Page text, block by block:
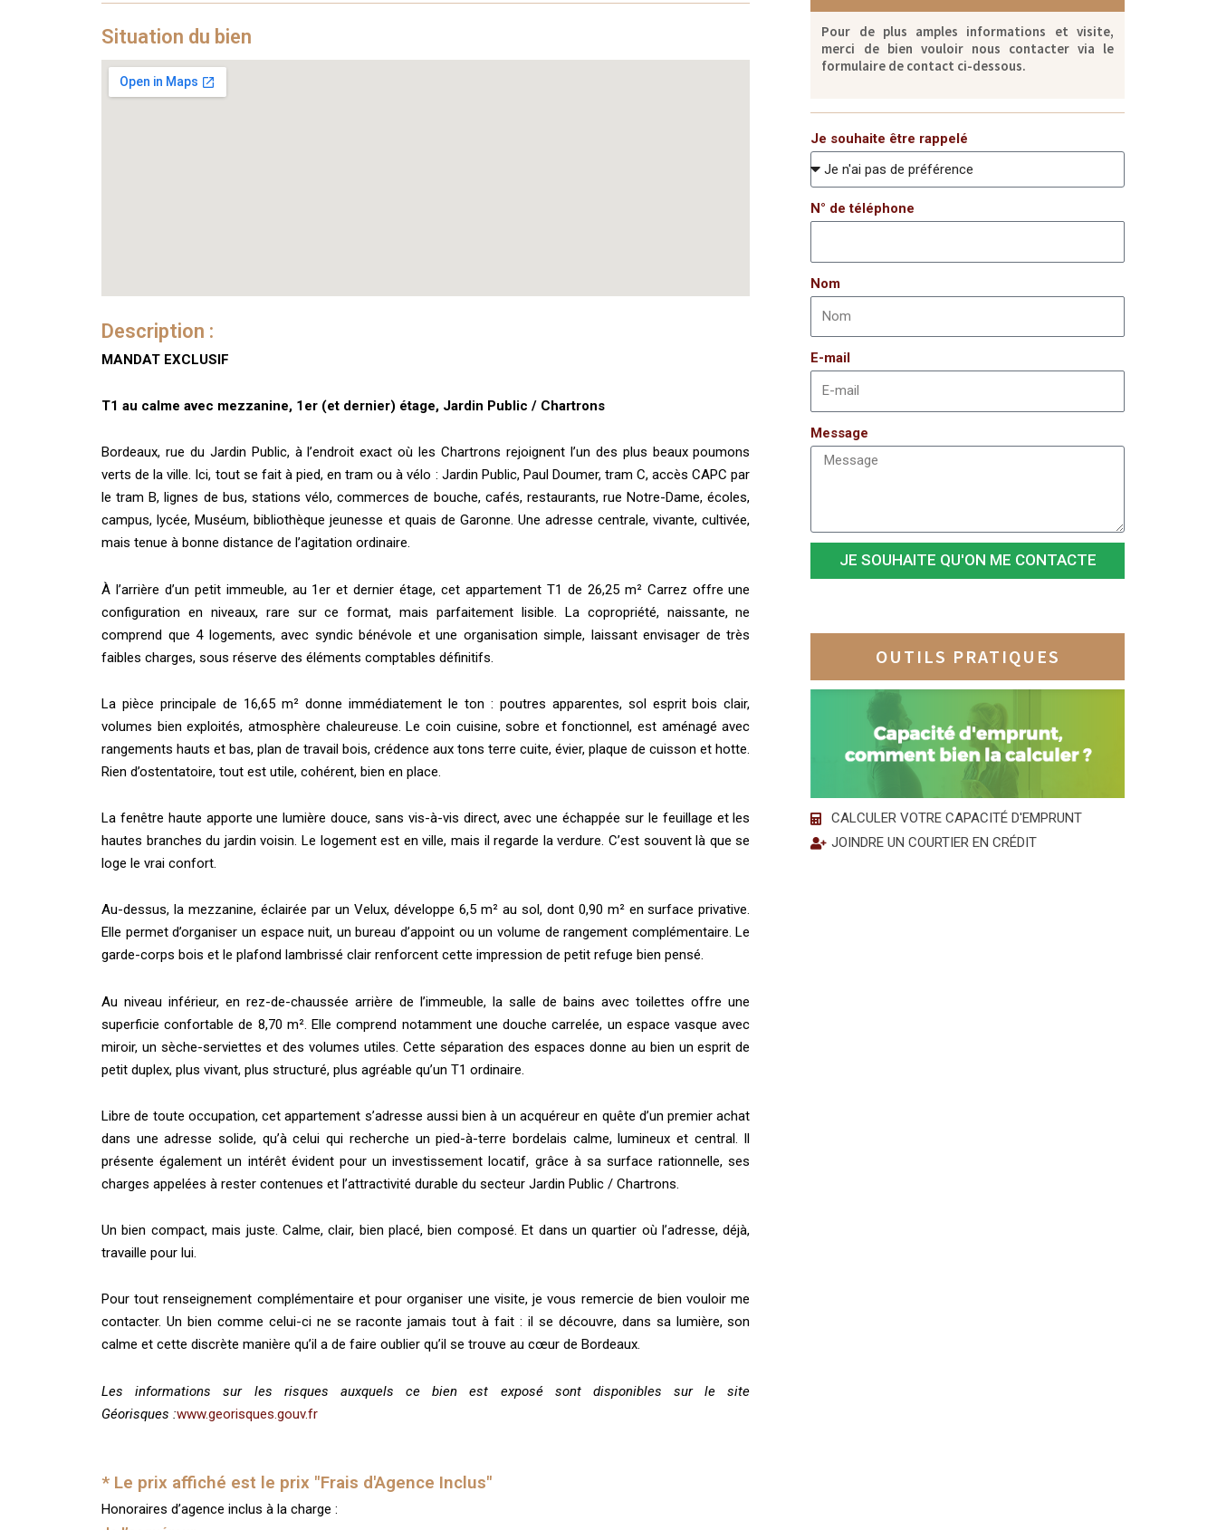
Situation du bien
Description :
MANDAT EXCLUSIF
T1 au calme avec mezzanine, 1er (et dernier) étage, Jardin Public / Chartrons
Bordeaux, rue du Jardin Public, à l’endroit exact où les Chartrons rejoignent l’un des plus beaux poumons
verts de la ville. Ici, tout se fait à pied, en tram ou à vélo : Jardin Public, Paul Doumer, tram C, accès CAPC par
le tram B, lignes de bus, stations vélo, commerces de bouche, cafés, restaurants, rue Notre-Dame, écoles,
campus, lycée, Muséum, bibliothèque jeunesse et quais de Garonne. Une adresse centrale, vivante, cultivée,
mais tenue à bonne distance de l’agitation ordinaire.
À l’arrière d’un petit immeuble, au 1er et dernier étage, cet appartement T1 de 26,25 m² Carrez offre une
configuration en niveaux, rare sur ce format, mais parfaitement lisible. La copropriété, naissante, ne
comprend que 4 logements, avec syndic bénévole et une organisation simple, laissant envisager de très
faibles charges, sous réserve des éléments comptables définitifs.
La pièce principale de 16,65 m² donne immédiatement le ton : poutres apparentes, sol esprit bois clair,
volumes bien exploités, atmosphère chaleureuse. Le coin cuisine, sobre et fonctionnel, est aménagé avec
rangements hauts et bas, plan de travail bois, crédence aux tons terre cuite, évier, plaque de cuisson et hotte.
Rien d’ostentatoire, tout est utile, cohérent, bien en place.
La fenêtre haute apporte une lumière douce, sans vis-à-vis direct, avec une échappée sur le feuillage et les
hautes branches du jardin voisin. Le logement est en ville, mais il regarde la verdure. C’est souvent là que se
loge le vrai confort.
Au-dessus, la mezzanine, éclairée par un Velux, développe 6,5 m² au sol, dont 0,90 m² en surface privative.
Elle permet d’organiser un espace nuit, un bureau d’appoint ou un volume de rangement complémentaire. Le
garde-corps bois et le plafond lambrissé clair renforcent cette impression de petit refuge bien pensé.
Au niveau inférieur, en rez-de-chaussée arrière de l’immeuble, la salle de bains avec toilettes offre une
superficie confortable de 8,70 m². Elle comprend notamment une douche carrelée, un espace vasque avec
miroir, un sèche-serviettes et des volumes utiles. Cette séparation des espaces donne au bien un esprit de
petit duplex, plus vivant, plus structuré, plus agréable qu’un T1 ordinaire.
Libre de toute occupation, cet appartement s’adresse aussi bien à un acquéreur en quête d’un premier achat
dans une adresse solide, qu’à celui qui recherche un pied-à-terre bordelais calme, lumineux et central. Il
présente également un intérêt évident pour un investissement locatif, grâce à sa surface rationnelle, ses
charges appelées à rester contenues et l’attractivité durable du secteur Jardin Public / Chartrons.
Un bien compact, mais juste. Calme, clair, bien placé, bien composé. Et dans un quartier où l’adresse, déjà,
travaille pour lui.
Pour tout renseignement complémentaire et pour organiser une visite, je vous remercie de bien vouloir me
contacter. Un bien comme celui-ci ne se raconte jamais tout à fait : il se découvre, dans sa lumière, son
calme et cette discrète manière qu’il a de faire oublier qu’il se trouve au cœur de Bordeaux.
Les informations sur les risques auxquels ce bien est exposé sont disponibles sur le site
Géorisques :www.georisques.gouv.fr
* Le prix affiché est le prix "Frais d'Agence Inclus"
Honoraires d’agence inclus à la charge :
Pour de plus amples informations et visite,
merci de bien vouloir nous contacter via le
formulaire de contact ci-dessous.
Je souhaite être rappelé
N° de téléphone
Nom
E-mail
Message
JE SOUHAITE QU'ON ME CONTACTE
OUTILS PRATIQUES
CALCULER VOTRE CAPACITÉ D'EMPRUNT
JOINDRE UN COURTIER EN CRÉDIT